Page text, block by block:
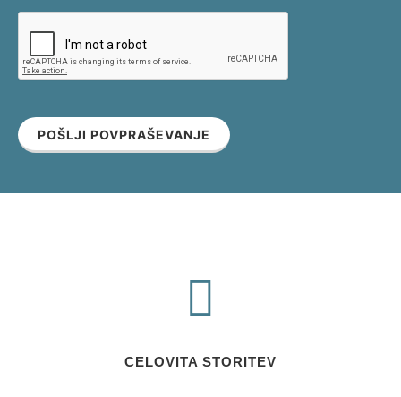
POŠLJI POVPRAŠEVANJE
CELOVITA STORITEV